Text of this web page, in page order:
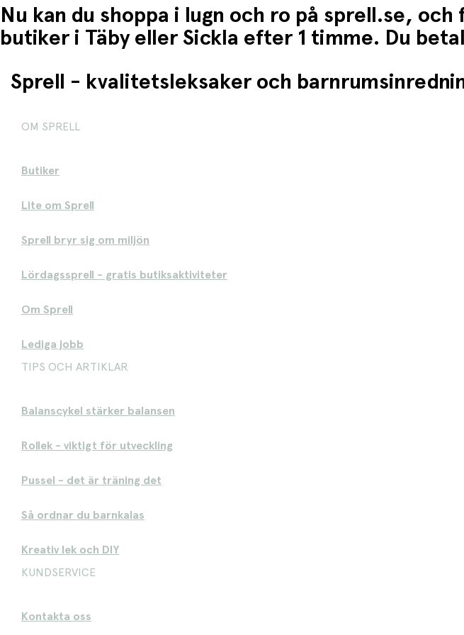
Nu kan du shoppa i lugn och ro på sprell.se,
butiker i Täby eller Sickla efter 1 timme. Du
Sprell - kvalitetsleksaker och
OM SPRELL
Butiker
Lite om Sprell
Sprell bryr sig om miljön
Lördagssprell - gratis butiksaktiviteter
Om Sprell
Lediga jobb
TIPS OCH ARTIKLAR
Balanscykel stärker balansen
Rollek - viktigt för utveckling
Pussel - det är träning det
Så ordnar du barnkalas
Kreativ lek och DIY
KUNDSERVICE
Kontakta oss